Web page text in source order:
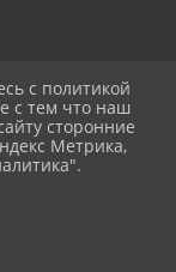
с политикой
с тем что наш
сторонние
Метрика,